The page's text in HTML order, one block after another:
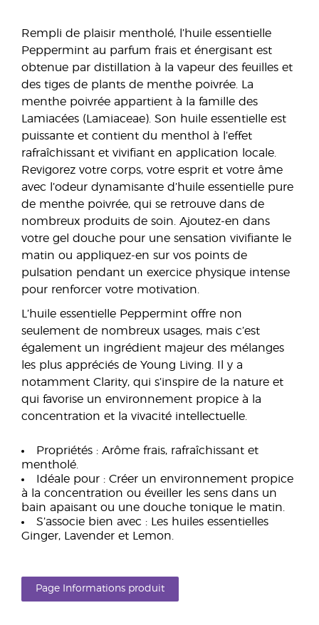
Rempli de plaisir mentholé, l’huile essentielle
Peppermint au parfum frais et énergisant est
obtenue par distillation à la vapeur des feuilles et
des tiges de plants de menthe poivrée. La
menthe poivrée appartient à la famille des
Lamiacées (Lamiaceae). Son huile essentielle est
puissante et contient du menthol à l’effet
rafraîchissant et vivifiant en application locale.
Revigorez votre corps, votre esprit et votre âme
avec l’odeur dynamisante d’huile essentielle pure
de menthe poivrée, qui se retrouve dans de
nombreux produits de soin. Ajoutez-en dans
votre gel douche pour une sensation vivifiante le
matin ou appliquez-en sur vos points de
pulsation pendant un exercice physique intense
pour renforcer votre motivation.
L’huile essentielle Peppermint offre non
seulement de nombreux usages, mais c’est
également un ingrédient majeur des mélanges
les plus appréciés de Young Living. Il y a
notamment Clarity, qui s’inspire de la nature et
qui favorise un environnement propice à la
concentration et la vivacité intellectuelle.
Propriétés : Arôme frais, rafraîchissant et
mentholé.
Idéale pour : Créer un environnement propice
à la concentration ou éveiller les sens dans un
bain apaisant ou une douche tonique le matin.
S’associe bien avec : Les huiles essentielles
Ginger, Lavender et Lemon.
Page Informations produit